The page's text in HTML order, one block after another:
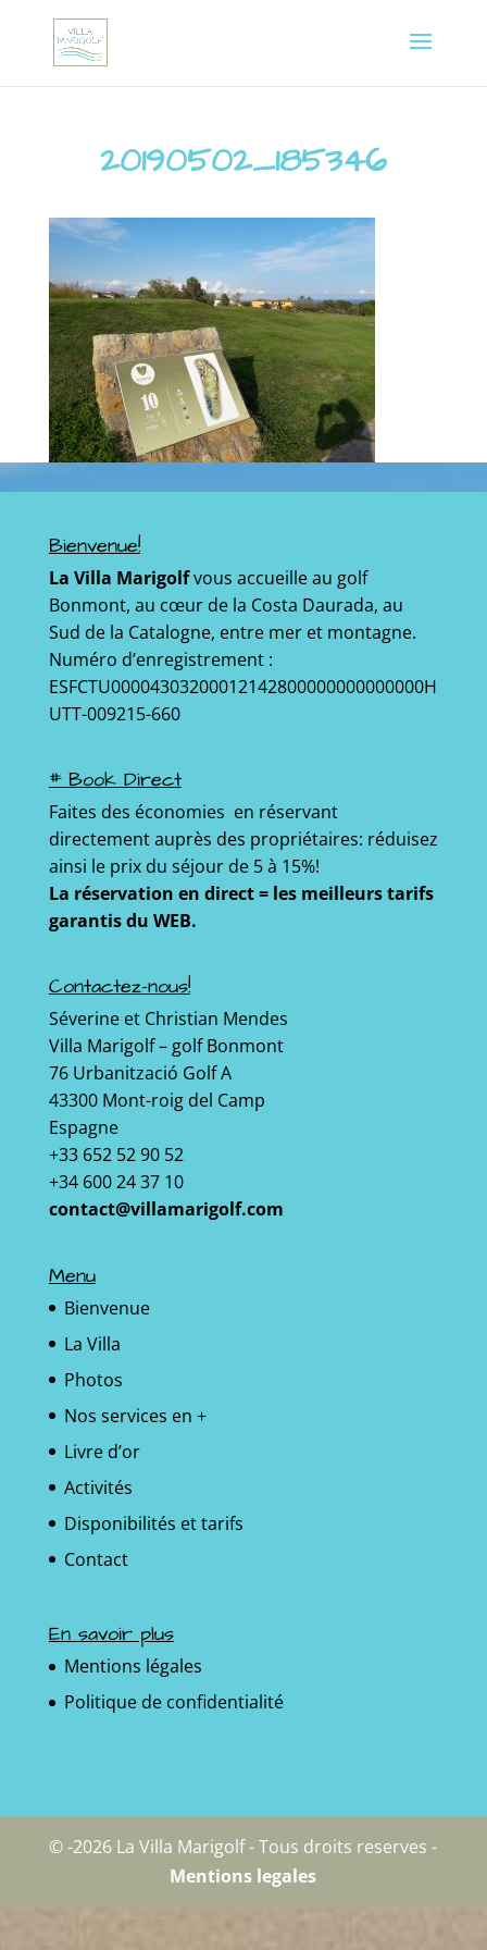
20190502_185346
Bienvenue!
La Villa Marigolfvous accueille au golf
Bonmont, au cœur de la Costa Daurada, au
Sud de la Catalogne, entre mer et montagne.
Numéro d’enregistrement :
ESFCTU00004303200012142800000000000000H
UTT-009215-660
# Book Direct
Faites des économies en réservant
directement auprès des propriétaires: réduisez
ainsi le prix du séjour de 5 à 15%!
La réservation en direct = les meilleurs tarifs
garantis du WEB.
Contactez-nous!
Séverine et Christian Mendes
Villa Marigolf – golf Bonmont
76 Urbanització Golf A
43300 Mont-roig del Camp
Espagne
+33 652 52 90 52
+34 600 24 37 10
contact@villamarigolf.com
Menu
Bienvenue
La Villa
Photos
Nos services en +
Livre d’or
Activités
Disponibilités et tarifs
Contact
En savoir plus
Mentions légales
Politique de confidentialité
© -2026 La Villa Marigolf - Tous droits reserves -
Mentions legales